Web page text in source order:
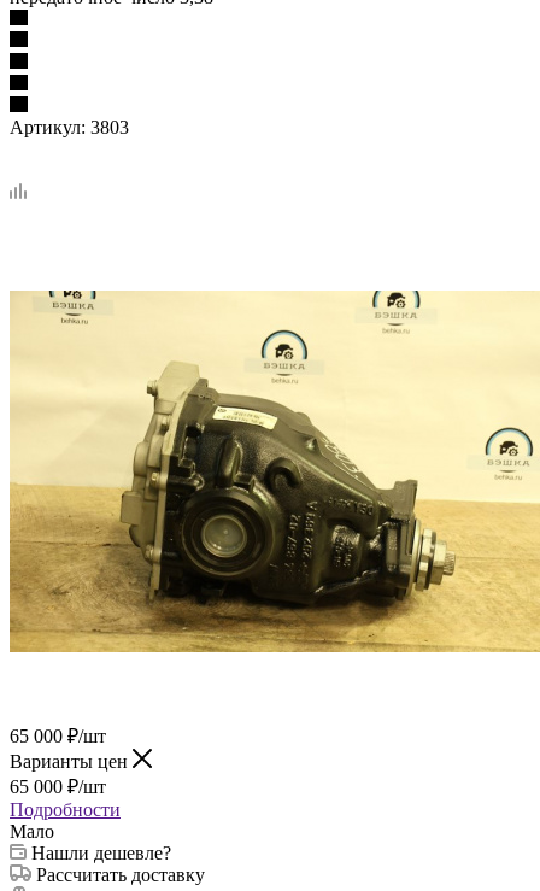
Артикул: 3803
65 000 ₽/шт
Варианты цен
65 000 ₽/шт
Подробности
Мало
Нашли дешевле?
Рассчитать доставку